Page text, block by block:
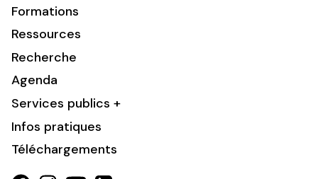
Formations
Ressources
Recherche
Agenda
Services publics +
Infos pratiques
Téléchargements